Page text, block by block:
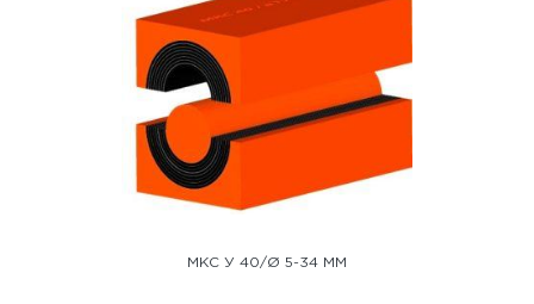
МКС У 40/Ø 5-34 ММ